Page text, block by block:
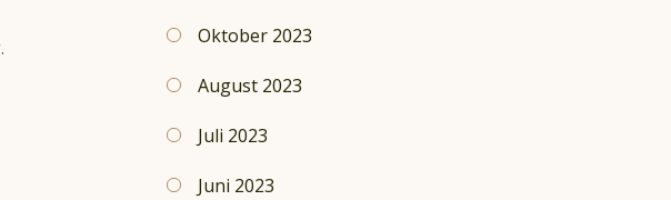
.
Oktober 2023
August 2023
Juli 2023
Juni 2023